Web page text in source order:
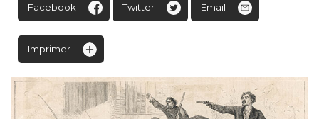
Facebook Twitter Email
Imprimer